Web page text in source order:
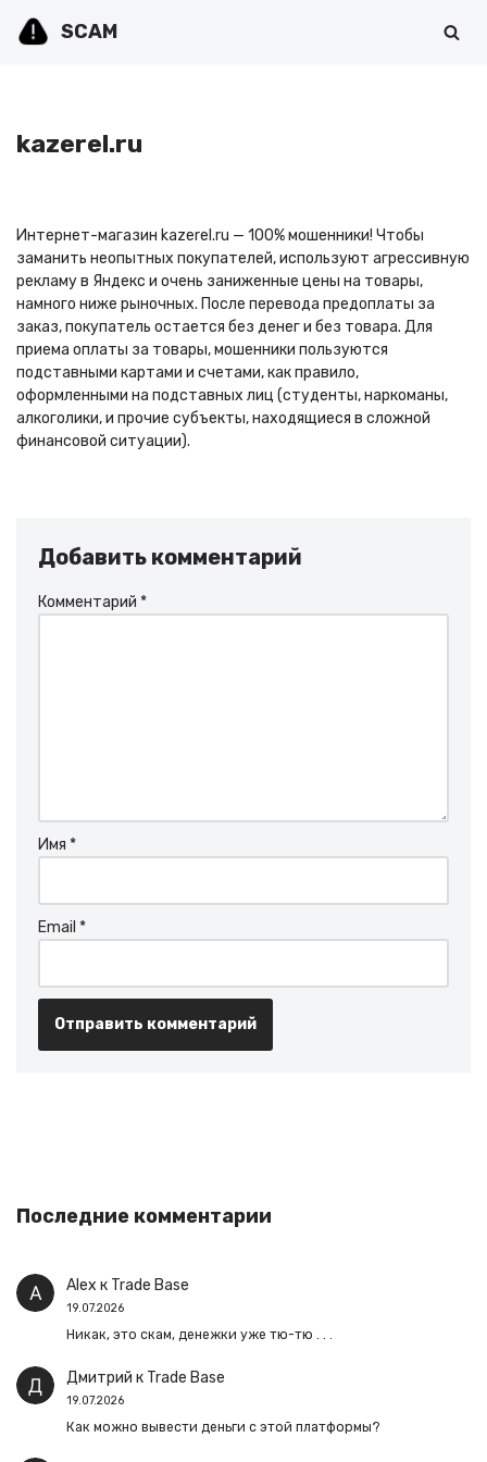
SCAM
kazerel.ru
Интернет-магазин kazerel.ru — 100% мошенники! Чтобы
заманить неопытных покупателей, используют агрессивную
рекламу в Яндекс и очень заниженные цены на товары,
намного ниже рыночных. После перевода предоплаты за
заказ, покупатель остается без денег и без товара. Для
приема оплаты за товары, мошенники пользуются
подставными картами и счетами, как правило,
оформленными на подставных лиц (студенты, наркоманы,
алкоголики, и прочие субъекты, находящиеся в сложной
финансовой ситуации).
Добавить комментарий
Комментарий *
Имя *
Email *
Последние комментарии
Alex к Trade Base
19.07.2026
Никак, это скам, денежки уже тю-тю . . .
Дмитрий к Trade Base
19.07.2026
Как можно вывести деньги с этой платформы?